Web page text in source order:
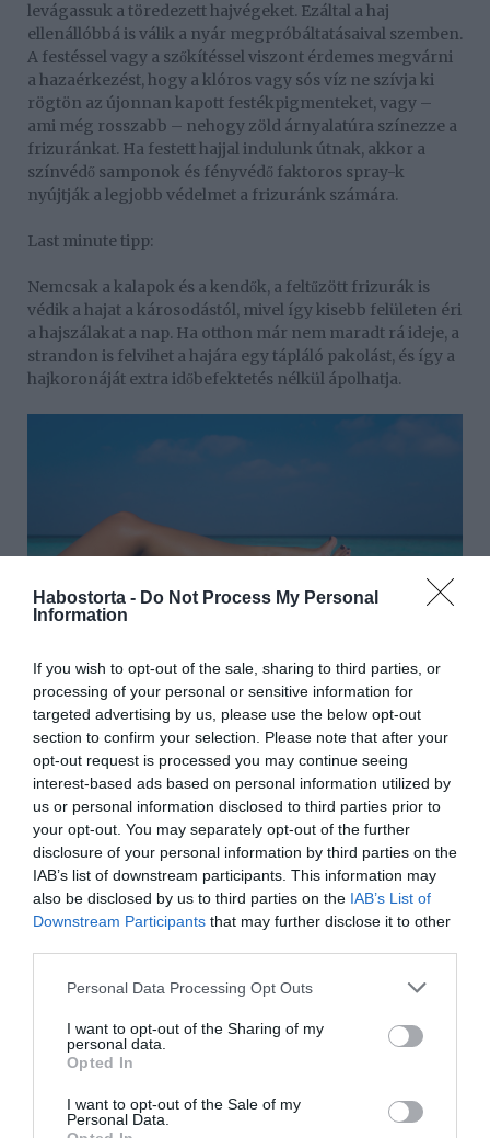
Habostorta - Do Not Process My Personal
Information
If you wish to opt-out of the sale, sharing to third parties, or
processing of your personal or sensitive information for
targeted advertising by us, please use the below opt-out
section to confirm your selection. Please note that after your
opt-out request is processed you may continue seeing
interest-based ads based on personal information utilized by
us or personal information disclosed to third parties prior to
your opt-out. You may separately opt-out of the further
disclosure of your personal information by third parties on the
IAB’s list of downstream participants. This information may
also be disclosed by us to third parties on the IAB’s List of
Downstream Participants that may further disclose it to other
Please note that this website/app uses one or more Google
not limited to your visit or usage behaviour. You may click to
grant or deny consent to Google and its third-party tags to
use your data for below specified purposes in below Google
consent section.
Personal Data Processing Opt Outs
I want to opt-out of the Sharing of my
personal data.
Opted In
I want to opt-out of the Sale of my
Personal Data.
levágassuk a töredezett hajvégeket. Ezáltal a haj
ellenállóbbá is válik a nyár megpróbáltatásaival szemben.
A festéssel vagy a szőkítéssel viszont érdemes megvárni
a hazaérkezést, hogy a klóros vagy sós víz ne szívja ki
rögtön az újonnan kapott festékpigmenteket, vagy –
ami még rosszabb – nehogy zöld árnyalatúra színezze a
frizuránkat. Ha festett hajjal indulunk útnak, akkor a
színvédő samponok és fényvédő faktoros spray-k
nyújtják a legjobb védelmet a frizuránk számára.
Last minute tipp:
Nemcsak a kalapok és a kendők, a feltűzött frizurák is
védik a hajat a károsodástól, mivel így kisebb felületen éri
a hajszálakat a nap. Ha otthon már nem maradt rá ideje, a
strandon is felvihet a hajára egy tápláló pakolást, és így a
hajkoronáját extra időbefektetés nélkül ápolhatja.
Sima lábak
Még több hét az indulásig:
Teljesen ártalmatlan, és a nők többségét érinti, mégis
sokakat zavar: a narancsbőrük. Aki a nyaralás előtt meg
szeretne szabadulni tőle, annak időre és fegyelemre van
program. A legmakacsabb esetekben egy szakorvos
problémán. A kívánt végeredmény eléréséhez azonban
általában több kezelés szükséges, a kúra pedig több
Néhány nap az indulásig: